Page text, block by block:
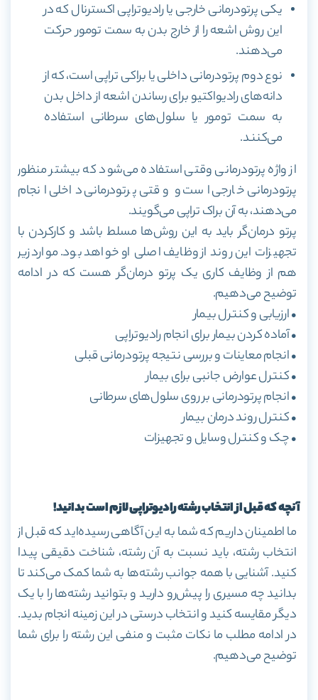
یکی پرتودرمانی خارجی یا رادیوتراپی اکسترنال که در
این روش اشعه را از خارج بدن به سمت تومور حرکت
می‌دهند.
نوع دوم پرتودرمانی داخلی یا براکی تراپی است، که از
دانه‌های رادیواکتیو برای رساندن اشعه از داخل بدن
به سمت تومور یا سلول‌های سرطانی استفاده
می‌کنند.
از واژه پرتودرمانی وقتی استفاده می‌شود که بیشتر منظور
پرتودرمانی خارجی است و وقتی پرتودرمانی داخلی انجام
می‌دهند، به آن براک تراپی می‌گویند.
پرتو درمان‌گر باید به این روش‌ها مسلط باشد و کارکردن با
تجهیزات این روند از وظایف اصلی او خواهد بود. موارد زیر
هم از وظایف کاری یک پرتو درمان‌گر هست که در ادامه
توضیح می‌دهیم.
• ارزیابی و کنترل بیمار
• آماده کردن بیمار برای انجام رادیوتراپی
• انجام معاینات و بررسی نتیجه پرتودرمانی قبلی
• کنترل عوارض جانبی برای بیمار
• انجام پرتودرمانی بر روی سلول‌های سرطانی
• کنترل روند درمان بیمار
• چک و کنترل وسایل و تجهیزات
آنچه که قبل از انتخاب رشته رادیوتراپی لازم است بدانید!
ما اطمینان داریم که شما به این آگاهی رسیده‌اید که قبل از
انتخاب رشته، باید نسبت به آن رشته، شناخت دقیقی پیدا
کنید. آشنایی با همه جوانب رشته‌ها به شما کمک می‌کند تا
بدانید چه مسیری را پیش‌رو دارید و بتوانید رشته‌ها را با یک
دیگر مقایسه کنید و انتخاب درستی در این زمینه انجام بدید.
در ادامه مطلب ما نکات مثبت و منفی این رشته را برای شما
توضیح می‌دهیم.